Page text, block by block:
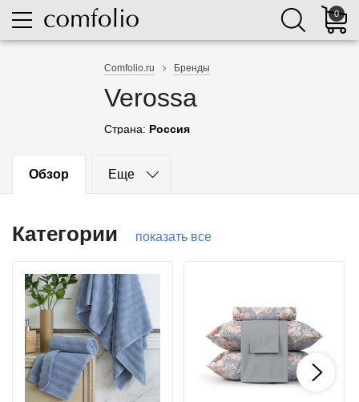
0
Comfolio.ru Бренды
Verossa
Страна: Россия
Обзор Еще
Категории показать все